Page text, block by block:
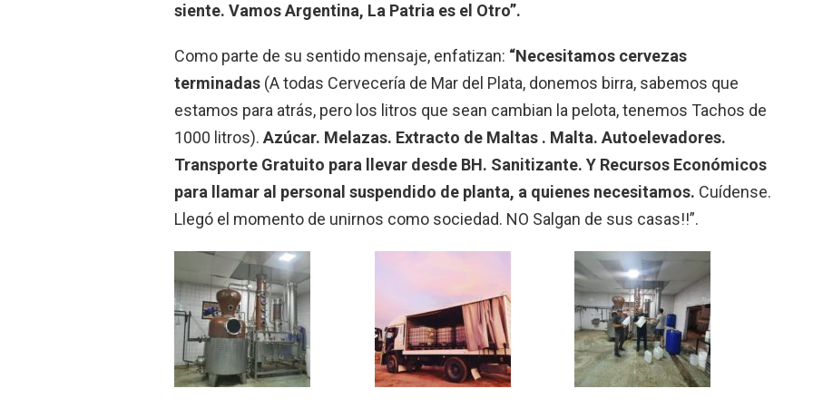
siente. Vamos Argentina, La Patria es el Otro”.
Como parte de su sentido mensaje, enfatizan: “Necesitamos cervezas
terminadas (A todas Cervecería de Mar del Plata, donemos birra, sabemos que
estamos para atrás, pero los litros que sean cambian la pelota, tenemos Tachos de
1000 litros). Azúcar. Melazas. Extracto de Maltas . Malta. Autoelevadores.
Transporte Gratuito para llevar desde BH. Sanitizante. Y Recursos Económicos
para llamar al personal suspendido de planta, a quienes necesitamos. Cuídense.
Llegó el momento de unirnos como sociedad. NO Salgan de sus casas!!”.